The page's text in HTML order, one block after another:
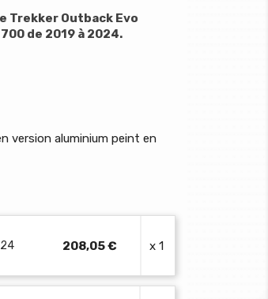
Trekker Outback Evo
de 2019 à 2024.
version aluminium peint en
208,05 € x 1